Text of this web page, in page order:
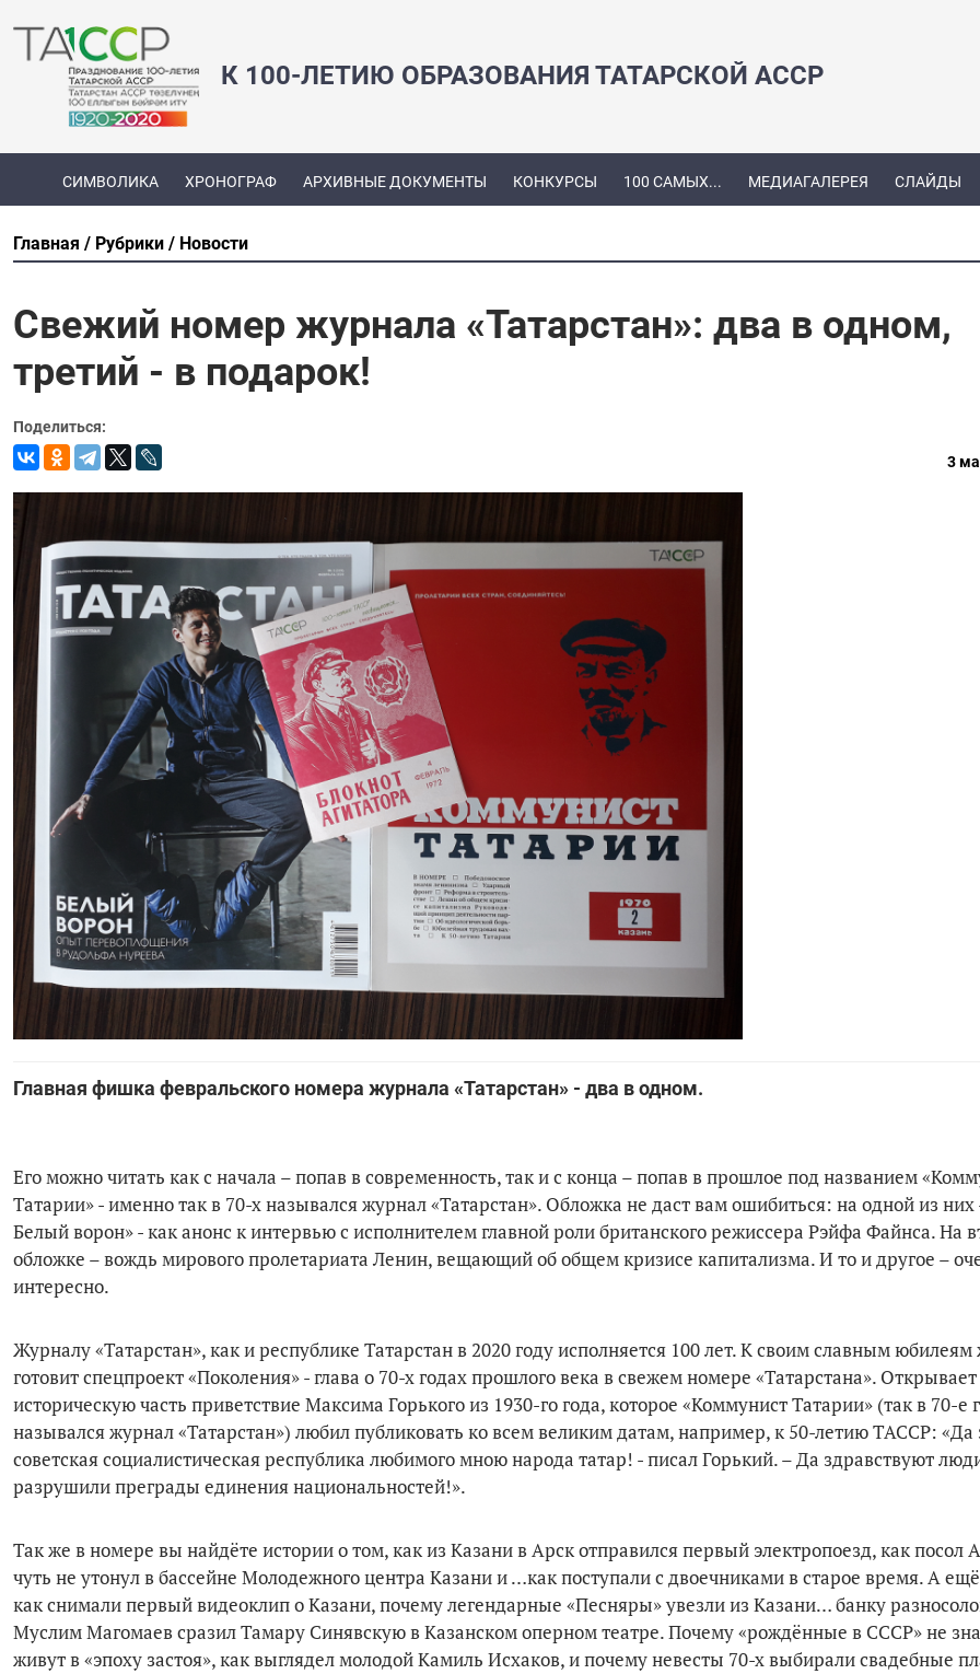
К 100-ЛЕТИЮ ОБРАЗОВАНИЯ ТАТАРСКОЙ АССР
СИМВОЛИКА ХРОНОГРАФ АРХИВНЫЕ ДОКУМЕНТЫ КОНКУРСЫ 100 САМЫХ... МЕДИАГАЛЕРЕЯ СЛАЙДЫ
Главная Рубрики Новости
Свежий номер журнала «Татарстан»: два в одном,
третий - в подарок!
Поделиться:
3
Главная фишка февральского номера журнала «Татарстан» - два в одном.
Его можно читать как с начала – попав в современность, так и с конца – попав в прошлое под названием
Татарии» - именно так в 70-х назывался журнал «Татарстан». Обложка не даст вам ошибиться: на одной из них
Белый ворон» - как анонс к интервью с исполнителем главной роли британского режиссера Рэйфа Файнса. На
обложке – вождь мирового пролетариата Ленин, вещающий об общем кризисе капитализма. И то и другое –
интересно.
Журналу «Татарстан», как и республике Татарстан в 2020 году исполняется 100 лет. К своим славным
готовит спецпроект «Поколения» - глава о 70-х годах прошлого века в свежем номере «Татарстана». Открывает
историческую часть приветствие Максима Горького из 1930-го года, которое «Коммунист Татарии» (так в 70-е
назывался журнал «Татарстан») любил публиковать ко всем великим датам, например, к 50-летию ТАССР: «Да
советская социалистическая республика любимого мною народа татар! - писал Горький. – Да здравствуют
разрушили преграды единения национальностей!».
Так же в номере вы найдёте истории о том, как из Казани в Арск отправился первый электропоезд, как посол
чуть не утонул в бассейне Молодежного центра Казани и …как поступали с двоечниками в старое время. А
как снимали первый видеоклип о Казани, почему легендарные «Песняры» увезли из Казани… банку
Муслим Магомаев сразил Тамару Синявскую в Казанском оперном театре. Почему «рождённые в СССР» не
живут в «эпоху застоя», как выглядел молодой Камиль Исхаков, и почему невесты 70-х выбирали свадебные